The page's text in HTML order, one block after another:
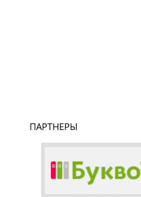
ПАРТНЕРЫ